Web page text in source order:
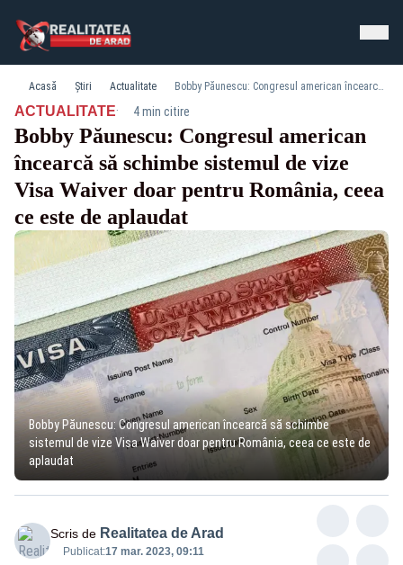
Acasă Știri Actualitate Bobby Păunescu: Congresul american încearcă să schimbe sistemul de vize Visa Waiver doar pentru România, ceea ce este de aplaudat
ACTUALITATE· 4 min citire
Bobby Păunescu: Congresul american
încearcă să schimbe sistemul de vize
Visa Waiver doar pentru România, ceea
ce este de aplaudat
Bobby Păunescu: Congresul american încearcă să schimbe
sistemul de vize Visa Waiver doar pentru România, ceea ce este de
aplaudat
Scris de Realitatea de Arad
Publicat:17 mar. 2023, 09:11